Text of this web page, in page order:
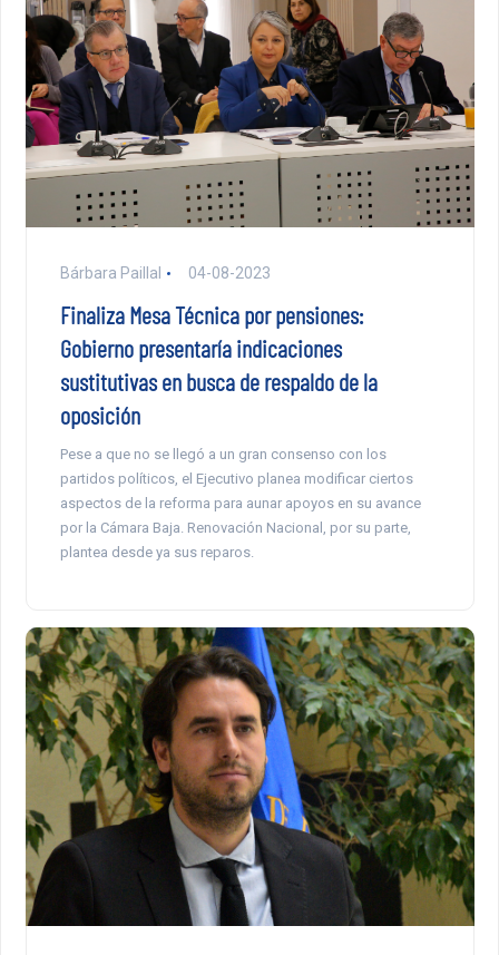
Bárbara Paillal 04-08-2023
Finaliza Mesa Técnica por pensiones:
Gobierno presentaría indicaciones
sustitutivas en busca de respaldo de la
oposición
Pese a que no se llegó a un gran consenso con los
partidos políticos, el Ejecutivo planea modificar ciertos
aspectos de la reforma para aunar apoyos en su avance
por la Cámara Baja. Renovación Nacional, por su parte,
plantea desde ya sus reparos.